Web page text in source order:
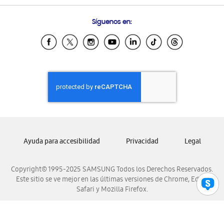
Samsung Ecuador
Samsung El Salvador
Samsung Honduras
Samsung Nicaragua
Samsung Panamá
Samsung Venezuela
Síguenos en:
Copyright© 1995-2025 SAMSUNG Todos los Derechos Reservados.
Este sitio se ve mejor en las últimas versiones de Chrome, Edge,
Safari y Mozilla Firefox.
Ayuda para accesibilidad Privacidad Legal